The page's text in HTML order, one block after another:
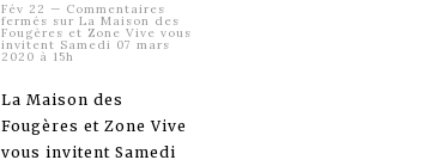
Fév 22 — Commentaires
fermés sur La Maison des
Fougères et Zone Vive vous
invitent Samedi 07 mars
2020 à 15h
La Maison des
Fougères et Zone Vive
vous invitent Samedi